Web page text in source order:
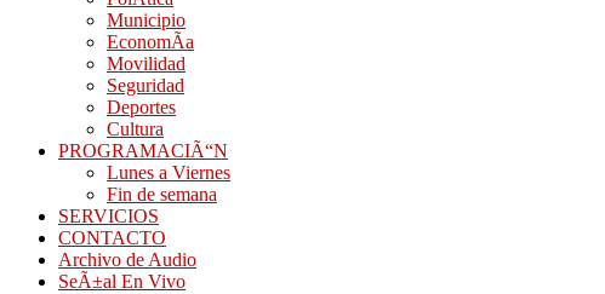
Municipio
EconomÃ­a
Movilidad
Seguridad
Deportes
Cultura
PROGRAMACIÃ“N
Lunes a Viernes
Fin de semana
SERVICIOS
CONTACTO
Archivo de Audio
SeÃ±al En Vivo